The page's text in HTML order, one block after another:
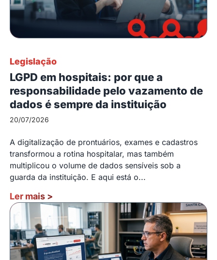
Legislação
LGPD em hospitais: por que a
responsabilidade pelo vazamento de
dados é sempre da instituição
20/07/2026
A digitalização de prontuários, exames e cadastros
transformou a rotina hospitalar, mas também
multiplicou o volume de dados sensíveis sob a
guarda da instituição. E aqui está o...
Ler mais >